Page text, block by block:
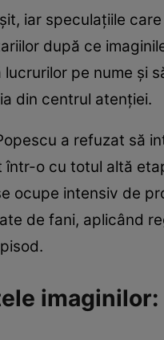
iar speculațiile
după ce
lucrurilor pe nume
din centrul atenției.
a refuzat să
într-o cu totul altă
ocupe intensiv de
de fani, aplicând